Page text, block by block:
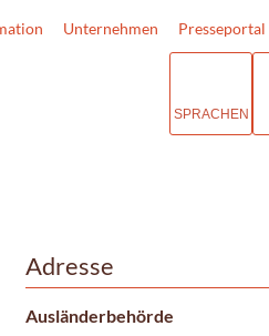
Unternehmen Presseportal
SPRACHEN
Adresse
Ausländerbehörde